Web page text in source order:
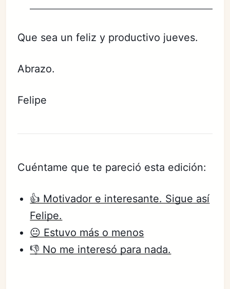
Que sea un feliz y productivo jueves.
Abrazo.
Felipe
Cuéntame que te pareció esta edición:
👍 Motivador e interesante. Sigue así
Felipe.
😐 Estuvo más o menos
👎 No me interesó para nada.